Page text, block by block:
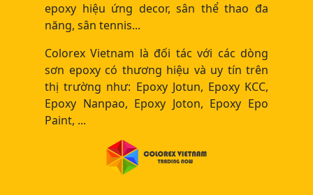
epoxy hiệu ứng decor, sân thể thao đa
năng, sân tennis...
Colorex Vietnam là đối tác với các dòng
sơn epoxy có thương hiệu và uy tín trên
thị trường như: Epoxy Jotun, Epoxy KCC,
Epoxy Nanpao, Epoxy Joton, Epoxy Epo
Paint, ...